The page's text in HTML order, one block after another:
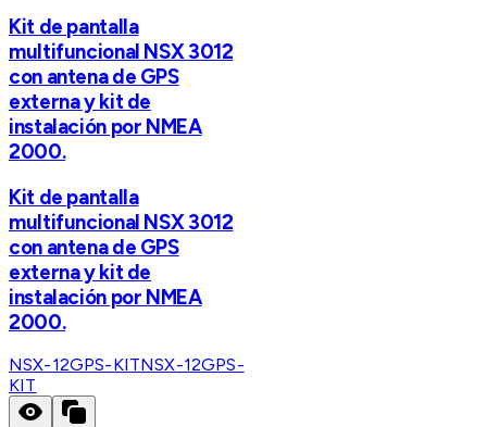
Kit de pantalla
multifuncional NSX 3012
con antena de GPS
externa y kit de
instalación por NMEA
2000.
Kit de pantalla
multifuncional NSX 3012
con antena de GPS
externa y kit de
instalación por NMEA
2000.
NSX-12GPS-KITNSX-12GPS-
KIT